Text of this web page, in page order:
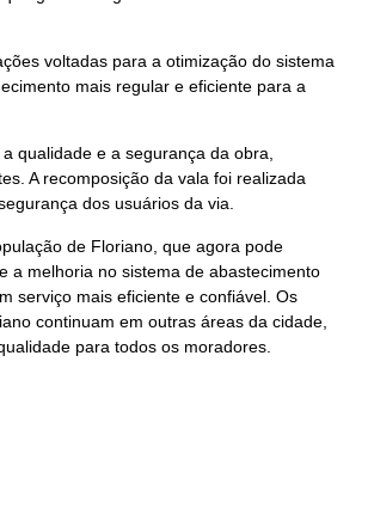
voltadas para a otimização do sistema
mais regular e eficiente para a
qualidade e a segurança da obra,
A recomposição da vala foi realizada
dos usuários da via.
de Floriano, que agora pode
a melhoria no sistema de abastecimento
serviço mais eficiente e confiável. Os
continuam em outras áreas da cidade,
para todos os moradores.